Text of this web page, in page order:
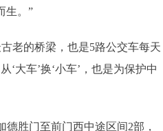
生。”
老的桥梁，也是5路公交车每天
大车’换‘小车’，也是为保护中
胜门至前门西中途区间2部，